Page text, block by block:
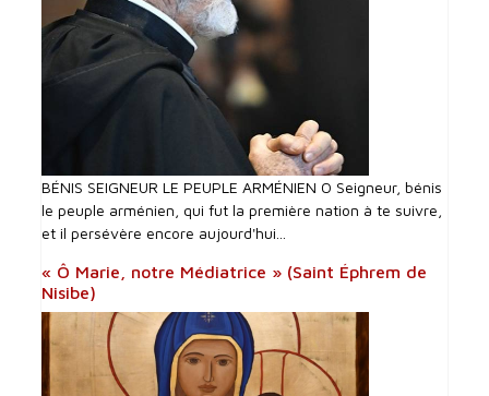
BÉNIS SEIGNEUR LE PEUPLE ARMÉNIEN O Seigneur, bénis
le peuple arménien, qui fut la première nation à te suivre,
et il persévère encore aujourd'hui...
« Ô Marie, notre Médiatrice » (Saint Éphrem de
Nisibe)